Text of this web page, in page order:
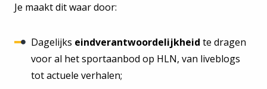
Je maakt dit waar door:
Dagelijks eindverantwoordelijkheid te dragen
voor al het sportaanbod op HLN, van liveblogs
tot actuele verhalen;